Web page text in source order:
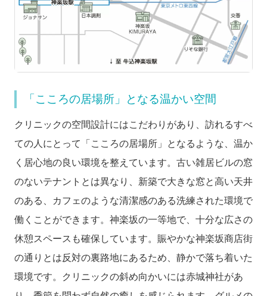
「こころの居場所」となる温かい空間
クリニックの空間設計にはこだわりがあり、訪れるすべ
ての人にとって「こころの居場所」となるような、温か
く居心地の良い環境を整えています。古い雑居ビルの窓
のないテナントとは異なり、新築で大きな窓と高い天井
のある、カフェのような清潔感のある洗練された環境で
働くことができます。神楽坂の一等地で、十分な広さの
休憩スペースも確保しています。賑やかな神楽坂商店街
の通りとは反対の裏路地にあるため、静かで落ち着いた
環境です。クリニックの斜め向かいには赤城神社があ